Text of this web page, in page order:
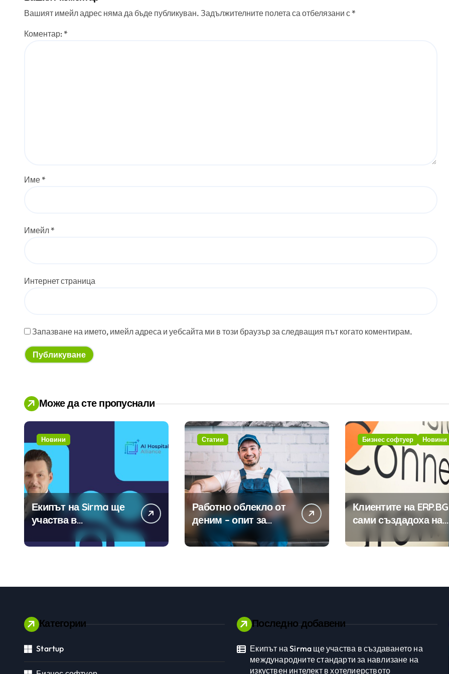
хотелиерството
Вашият имейл адрес няма да бъде публикуван. Задължителните полета са отбелязани с *
Коментар: *
Име *
Имейл *
Интернет страница
Запазване на името, имейл адреса и уебсайта ми в този браузър за следващия път когато коментирам.
Може да сте пропуснали
Новини
Екипът на Sirma ще
участва в
създаването на
международните
изкуствен интелект в
Статии
Работно облекло от
деним – опит за
модернизиране на
традицията
Бизнес софтуер Новини
Клиентите на ERP.BG
сами създадоха над
ERP системата с
изкуствен интелект
Категории
Startup
Последно добавени
Екипът на Sirma ще участва в създаването на
международните стандарти за навлизане на
изкуствен интелект в хотелиерството
Личностно развитие